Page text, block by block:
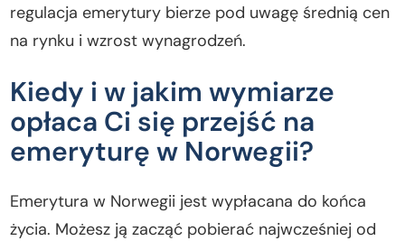
regulacja emerytury bierze pod uwagę średnią cen
na rynku i wzrost wynagrodzeń.
Kiedy i w jakim wymiarze
opłaca Ci się przejść na
emeryturę w Norwegii?
Emerytura w Norwegii jest wypłacana do końca
życia. Możesz ją zacząć pobierać najwcześniej od